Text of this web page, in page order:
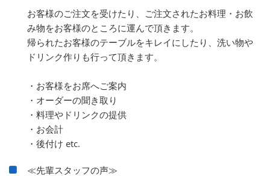
お客様のご注文を受けたり、ご注文されたお料理・お飲
み物をお客様のところに運んで頂きます。
帰られたお客様のテーブルをキレイにしたり、洗い物や
ドリンク作りも行って頂きます。
・お客様をお席へご案内
・オーダーの聞き取り
・料理やドリンクの提供
・お会計
・後付け etc.
≪先輩スタッフの声≫